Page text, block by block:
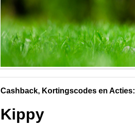
Cashback, Kortingscodes en Acties:
Kippy